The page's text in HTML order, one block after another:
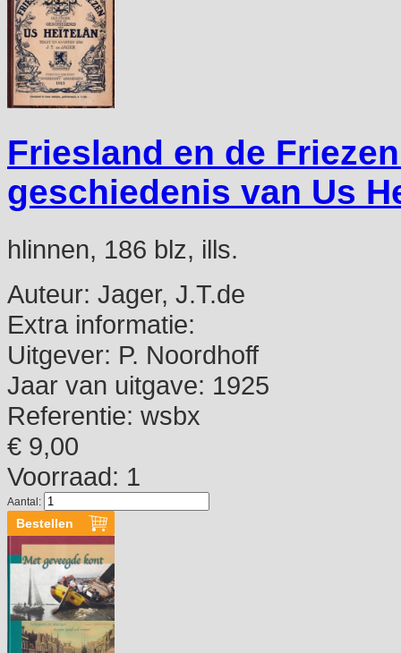
Friesland en de
geschiedenis van Us
hlinnen, 186 blz, ills.
Auteur: Jager, J.T.de
Extra informatie:
Uitgever: P. Noordhoff
Jaar van uitgave: 1925
Referentie: wsbx
€ 9,00
Voorraad: 1
Aantal: